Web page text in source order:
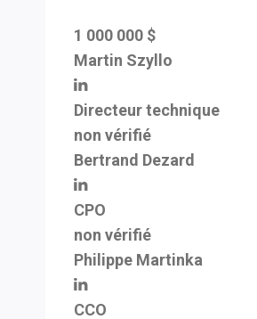
1 000 000 $
Martin Szyllo
Directeur technique
non vérifié
Bertrand Dezard
CPO
non vérifié
Philippe Martinka
CCO